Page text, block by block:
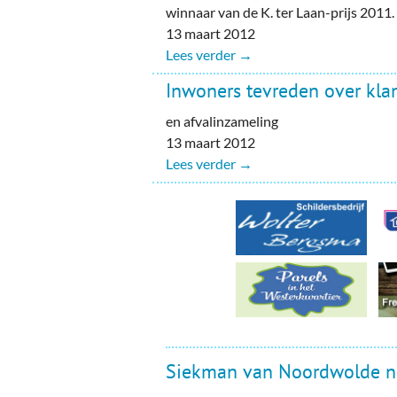
winnaar van de K. ter Laan-prijs 2011.
13 maart 2012
Lees verder →
Inwoners tevreden over
en afvalinzameling
13 maart 2012
Lees verder →
Siekman van Noordwolde